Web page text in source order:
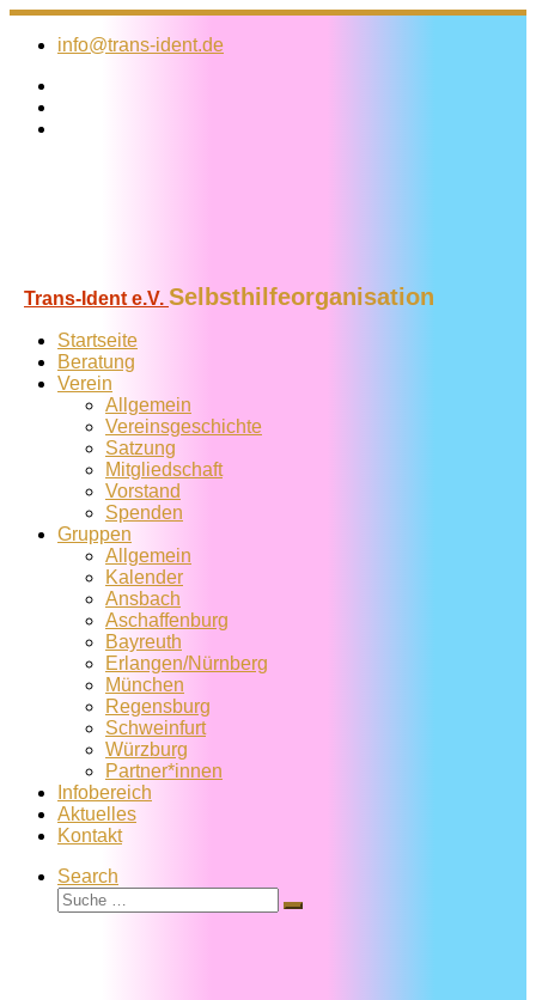
Zum
Inhalt
info@trans-ident.de
Trans-Ident e.V. Selbsthilfeorganisation
Startseite
Beratung
Verein
Allgemein
Vereins­geschichte
Satzung
Mitglied­schaft
Vorstand
Spenden
Gruppen
Allgemein
Kalender
Ansbach
Aschaffenburg
Bayreuth
Erlangen/Nürnberg
München
Regensburg
Schweinfurt
Würzburg
Partner*innen
Infobereich
Aktuelles
Kontakt
Search
Suche
Suche